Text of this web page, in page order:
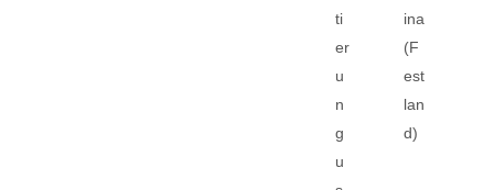
ti
er
u
n
g
u
ina
(F
est
lan
d)